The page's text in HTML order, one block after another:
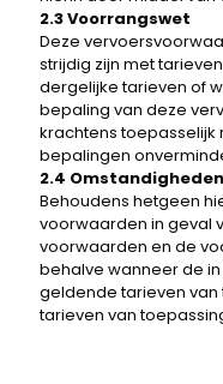
2.3 Voorrangswet
Deze
strijdig zijn met
dergelijke tarieven of
bepaling van deze
krachtens toepasselijk
bepalingen
2.4
Behoudens hetgeen
voorwaarden in geval
voorwaarden en de
behalve wanneer de
geldende tarieven van
tarieven van